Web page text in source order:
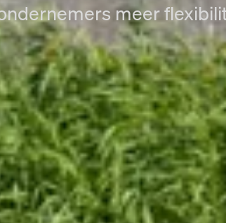
meer
waarin bedrijven niet langer beperkt